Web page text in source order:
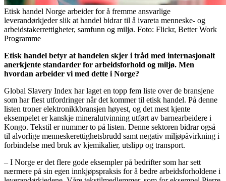
Etisk handel Norge arbeider for å fremme ansvarlige
leverandørkjeder slik at handel bidrar til å ivareta menneske- og
arbeidstakerrettigheter, samfunn og miljø. Foto: Flickr, Better Work
Programme
Etisk handel betyr at handelen skjer i tråd med internasjonalt
anerkjente standarder for arbeidsforhold og miljø. Men
hvordan arbeider vi med dette i Norge?
Global Slavery Index har laget en topp fem liste over de bransjene
som har flest utfordringer når det kommer til etisk handel. På denne
listen troner elektronikkbransjen høyest, og det mest kjente
eksempelet er kanskje mineralutvinning utført av barnearbeidere i
Kongo. Tekstil er nummer to på listen. Denne sektoren bidrar også
til alvorlige menneskerettighetsbrudd samt negativ miljøpåvirkning i
forbindelse med bruk av kjemikalier, utslipp og transport.
– I Norge er det flere gode eksempler på bedrifter som har sett
nærmere på sin egen innkjøpspraksis for å bedre arbeidsforholdene i